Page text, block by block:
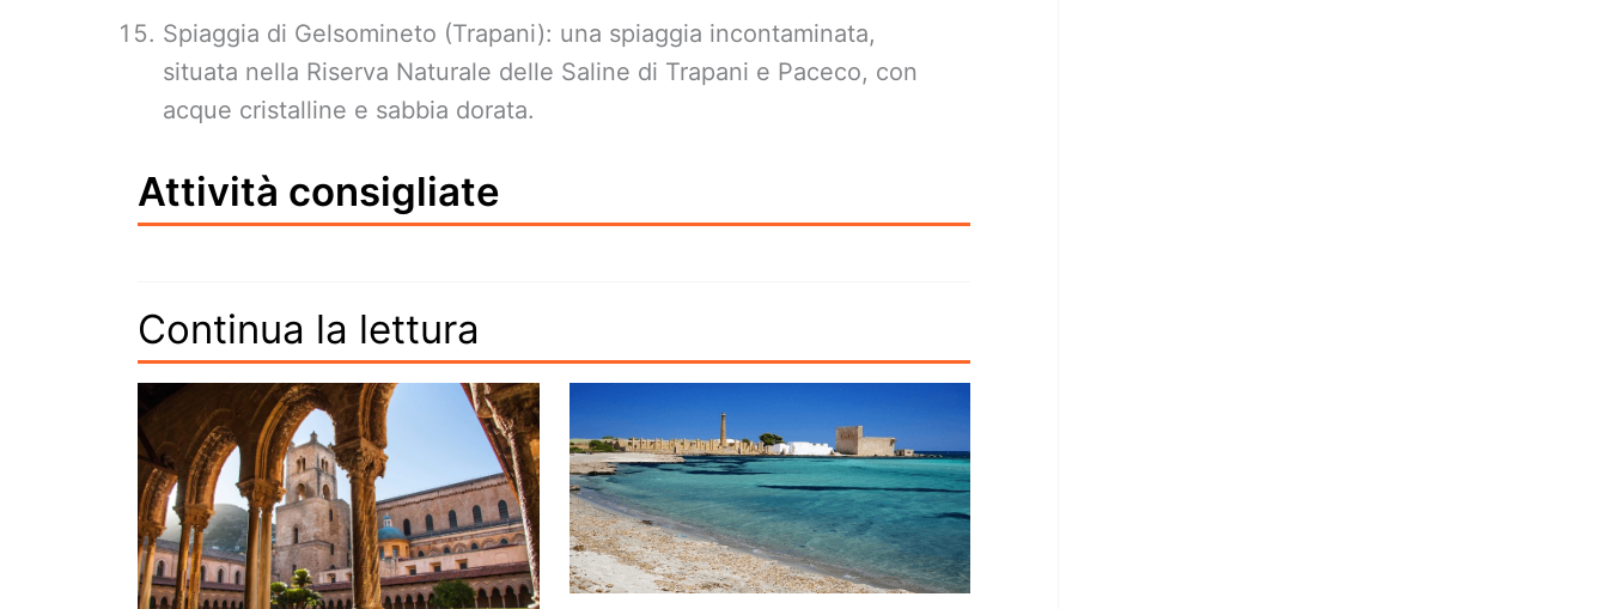
Spiaggia di Gelsomineto (Trapani): una spiaggia incontaminata,
situata nella Riserva Naturale delle Saline di Trapani e Paceco, con
acque cristalline e sabbia dorata.
Attività consigliate
Continua la lettura